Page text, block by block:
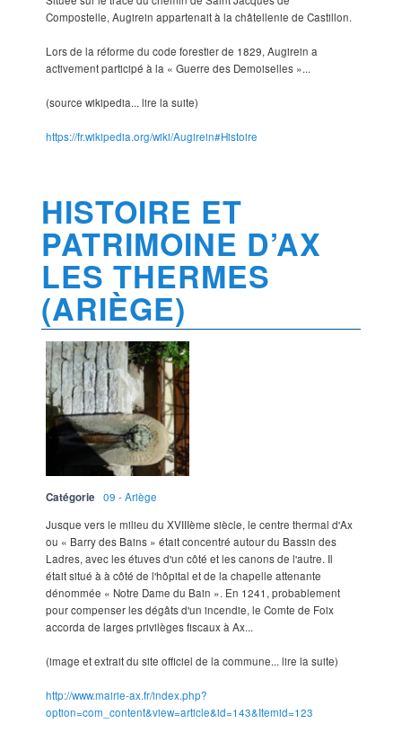
Compostelle, Augirein appartenait à la châtellenie de Castillon.
Lors de la réforme du code forestier de 1829, Augirein a
activement participé à la « Guerre des Demoiselles »...
(source wikipedia... lire la suite)
https://fr.wikipedia.org/wiki/Augirein#Histoire
HISTOIRE ET
PATRIMOINE D’AX
LES THERMES
(ARIÈGE)
Catégorie
09 - Ariège
Jusque vers le milieu du XVIIIème siècle, le centre thermal d'Ax
ou « Barry des Bains » était concentré autour du Bassin des
Ladres, avec les étuves d'un côté et les canons de l'autre. Il
était situé à à côté de l'hôpital et de la chapelle attenante
dénommée « Notre Dame du Bain ». En 1241, probablement
pour compenser les dégâts d'un incendie, le Comte de Foix
accorda de larges privilèges fiscaux à Ax...
(image et extrait du site officiel de la commune... lire la suite)
http://www.mairie-ax.fr/index.php?
option=com_content&view=article&id=143&Itemid=123